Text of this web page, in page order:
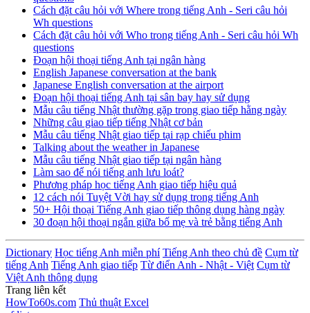
Cách đặt câu hỏi với Where trong tiếng Anh - Seri câu hỏi
Wh questions
Cách đặt câu hỏi với Who trong tiếng Anh - Seri câu hỏi Wh
questions
Đoạn hội thoại tiếng Anh tại ngân hàng
English Japanese conversation at the bank
Japanese English conversation at the airport
Đoạn hội thoại tiếng Anh tại sân bay hay sử dụng
Mẫu câu tiếng Nhật thường gặp trong giao tiếp hằng ngày
Những câu giao tiếp tiếng Nhật cơ bản
Mẫu câu tiếng Nhật giao tiếp tại rạp chiếu phim
Talking about the weather in Japanese
Mẫu câu tiếng Nhật giao tiếp tại ngân hàng
Làm sao để nói tiếng anh lưu loát?
Phương pháp học tiếng Anh giao tiếp hiệu quả
12 cách nói Tuyệt Vời hay sử dụng trong tiếng Anh
50+ Hội thoại Tiếng Anh giao tiếp thông dụng hàng ngày
30 đoạn hội thoại ngắn giữa bố mẹ và trẻ bằng tiếng Anh
Dictionary Học tiếng Anh miễn phí Tiếng Anh theo chủ đề Cụm từ
tiếng Anh Tiếng Anh giao tiếp Từ điển Anh - Nhật - Việt Cụm từ
Việt Anh thông dụng
Trang liên kết
HowTo60s.com Thủ thuật Excel